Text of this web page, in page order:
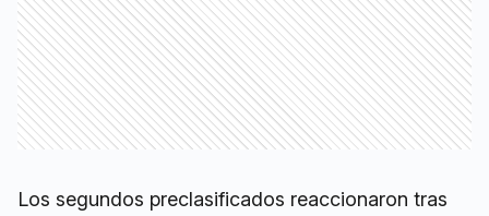
Los segundos preclasificados reaccionaron tras